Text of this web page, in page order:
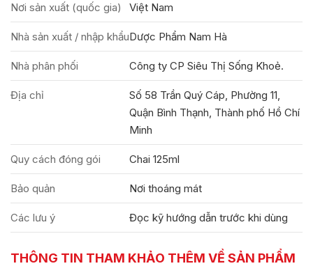
Nơi sản xuất (quốc gia) Việt Nam
Nhà sản xuất / nhập khẩuDược Phẩm Nam Hà
Nhà phân phối Công ty CP Siêu Thị Sống Khoẻ.
Địa chỉ
Số 58 Trần Quý Cáp, Phường 11,
Quận Bình Thạnh, Thành phố Hồ Chí
Minh
Quy cách đóng gói Chai 125ml
Bảo quản Nơi thoáng mát
Các lưu ý Đọc kỹ hướng dẫn trước khi dùng
THÔNG TIN THAM KHẢO THÊM VỀ SẢN PHẨM